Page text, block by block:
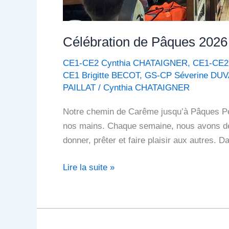
Célébration de Pâques 2026
CE1-CE2 Cynthia CHATAIGNER, CE1-
CE1 Brigitte BECOT, GS-CP Séverine
PAILLAT / Cynthia CHATAIGNER
Notre chemin de Carême jusqu’à Pâques
nos mains. Chaque semaine, nous avons
donner, prêter et faire plaisir aux autres.
Lire la suite »